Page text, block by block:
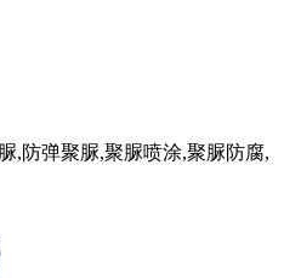
,防弹聚脲,聚脲喷涂,聚脲防腐,